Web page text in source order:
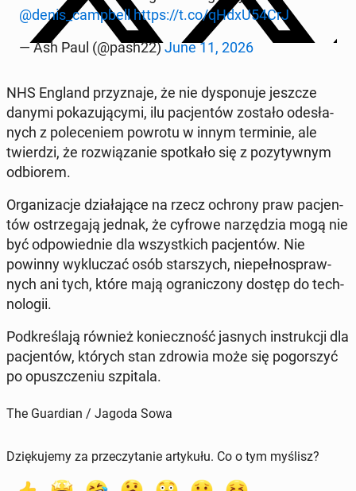
@denis_camp­bell https://t.co/qHdxU54CrJ
— Ash Paul (@pash22)June 11, 2026
NHS England przy­zna­je, że nie dys­po­nu­je jeszcze
danymi po­ka­zu­ją­cy­mi, ilu pa­cjen­tów zostało ode­sła­
nych z po­le­ce­niem powrotu w innym ter­mi­nie, ale
twier­dzi, że roz­wią­za­nie spo­tka­ło się z po­zy­tyw­nym
od­bio­rem.
Or­ga­ni­za­cje dzia­ła­ją­ce na rzecz ochrony praw pa­cjen­
tów ostrze­ga­ją jednak, że cyfrowe na­rzę­dzia mogą nie
być od­po­wied­nie dla wszyst­kich pa­cjen­tów. Nie
powinny wy­klu­czać osób star­szych, nie­peł­no­spraw­
nych ani tych, które mają ogra­ni­czo­ny dostęp do tech­
no­lo­gii.
Pod­kre­śla­ją również ko­niecz­ność jasnych in­struk­cji dla
pa­cjen­tów, których stan zdrowia może się po­gor­szyć
po opusz­cze­niu szpi­ta­la.
The Guardian / Jagoda Sowa
Dziękujemy za przeczytanie artykułu. Co o tym myślisz?